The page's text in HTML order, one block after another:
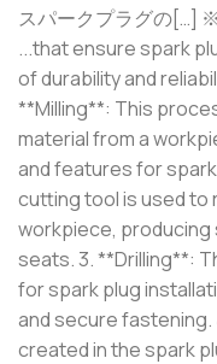
スパークプラグの[…]
...that ensure spark
of durability and
**Milling**: This
material from a
and features for
cutting tool is used to
workpiece, producing
seats. 3. **Drilling**:
for spark plug
and secure
created in the spark